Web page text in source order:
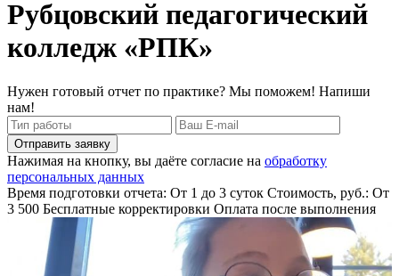
Рубцовский педагогический
колледж «РПК»
Нужен готовый отчет по практике? Мы поможем! Напиши
нам!
Отправить заявку
Нажимая на кнопку, вы даёте согласие на обработку
персональных данных
Время подготовки отчета: От 1 до 3 суток Стоимость, руб.: От
3 500 Бесплатные корректировки Оплата после выполнения